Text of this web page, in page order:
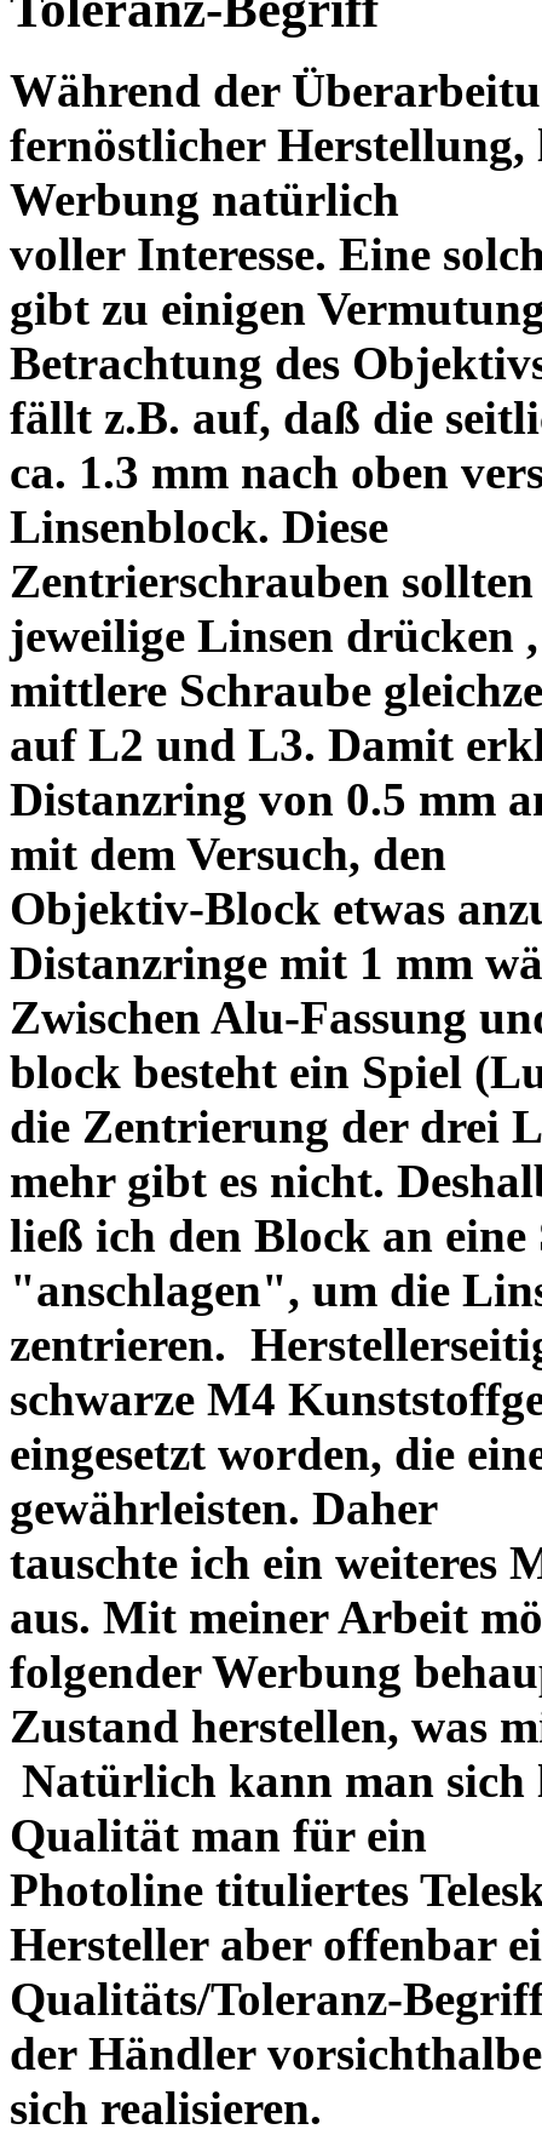
Während der
fernöstlicher Herstellung,
Werbung natürlich
voller Interesse. Eine
gibt zu einigen
Betrachtung des
fällt z.B. auf, daß die
ca. 1.3 mm nach oben
Linsenblock. Diese
Zentrierschrauben
jeweilige Linsen drücken
mittlere Schraube
auf L2 und L3. Damit
Distanzring von 0.5 mm
mit dem Versuch, den
Objektiv-Block etwas
Distanzringe mit 1 mm
Zwischen Alu-Fassung
block besteht ein Spiel
die Zentrierung der drei
mehr gibt es nicht.
ließ ich den Block an eine
"anschlagen", um die
zentrieren.
schwarze M4
eingesetzt worden, die
gewährleisten. Daher
tauschte ich ein weiteres
aus. Mit meiner Arbeit
folgender Werbung
Zustand herstellen, was
Natürlich kann man sich
Qualität man für ein
Photoline tituliertes
Hersteller aber offenbar
Qualitäts/Toleranz-
der Händler
sich realisieren.